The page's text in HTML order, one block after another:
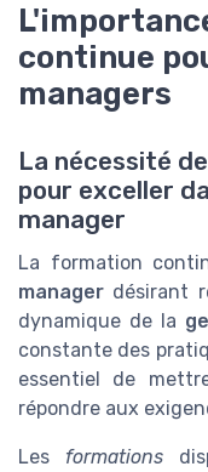
continue
managers
La nécessité
pour exceller
manager
La formation
manager désirant
dynamique de la
constante des
essentiel de
répondre aux
Les formations